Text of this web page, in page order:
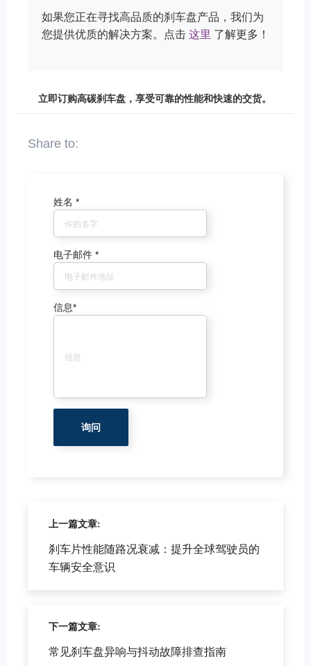
如果您正在寻找高品质的刹车盘产品，我们为
您提供优质的解决方案。点击 这里 了解更多！
立即订购高碳刹车盘，享受可靠的性能和快速的交货。
姓名 *
电子邮件 *
信息*
上一篇文章:
刹车片性能随路况衰减：提升全球驾驶员的
车辆安全意识
下一篇文章:
常见刹车盘异响与抖动故障排查指南